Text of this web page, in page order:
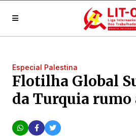
Especial Palestina
Flotilha Global
da Turquia rumo